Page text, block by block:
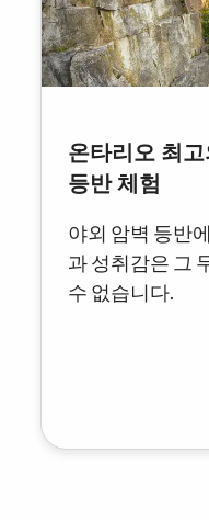
온타리오 최
등반 체험
야외 암벽 등반
과 성취감은 그
수 없습니다.